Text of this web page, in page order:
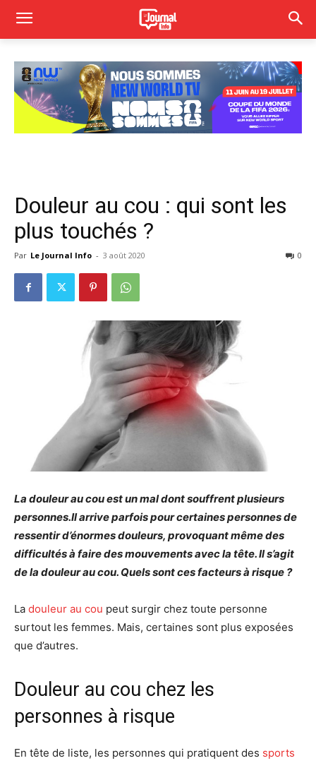
Douleur au cou : qui sont les
plus touchés ?
Par Le Journal Info - 3 août 2020 0
La douleur au cou est un mal dont souffrent plusieurs
personnes.Il arrive parfois pour certaines personnes de
ressentir d’énormes douleurs, provoquant même des
difficultés à faire des mouvements avec la tête. Il s’agit
de la douleur au cou. Quels sont ces facteurs à risque ?
La douleur au cou peut surgir chez toute personne
surtout les femmes. Mais, certaines sont plus exposées
que d’autres.
Douleur au cou chez les
personnes à risque
En tête de liste, les personnes qui pratiquent des sports